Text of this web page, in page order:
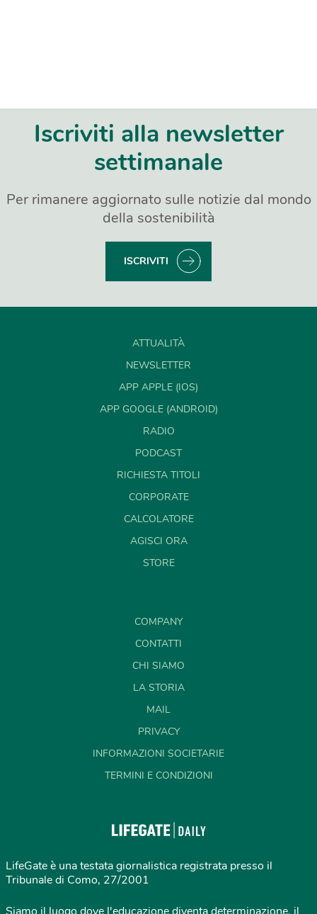
Iscriviti alla newsletter
settimanale
Per rimanere aggiornato sulle notizie dal mondo
della sostenibilità
ISCRIVITI
ATTUALITÀ
NEWSLETTER
APP APPLE (IOS)
APP GOOGLE (ANDROID)
RADIO
PODCAST
RICHIESTA TITOLI
CORPORATE
CALCOLATORE
AGISCI ORA
STORE
COMPANY
CONTATTI
CHI SIAMO
LA STORIA
MAIL
PRIVACY
INFORMAZIONI SOCIETARIE
TERMINI E CONDIZIONI
LifeGate è una testata giornalistica registrata presso il
Tribunale di Como, 27/2001